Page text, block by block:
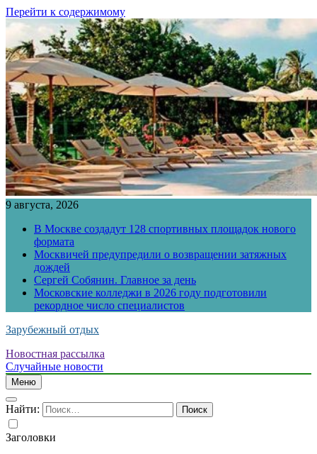
Перейти к содержимому
9 августа, 2026
В Москве создадут 128 спортивных площадок нового
формата
Москвичей предупредили о возвращении затяжных
дождей
Сергей Собянин. Главное за день
Московские колледжи в 2026 году подготовили
рекордное число специалистов
Зарубежный отдых
Новостная рассылка
Случайные новости
Меню
Найти:
Заголовки